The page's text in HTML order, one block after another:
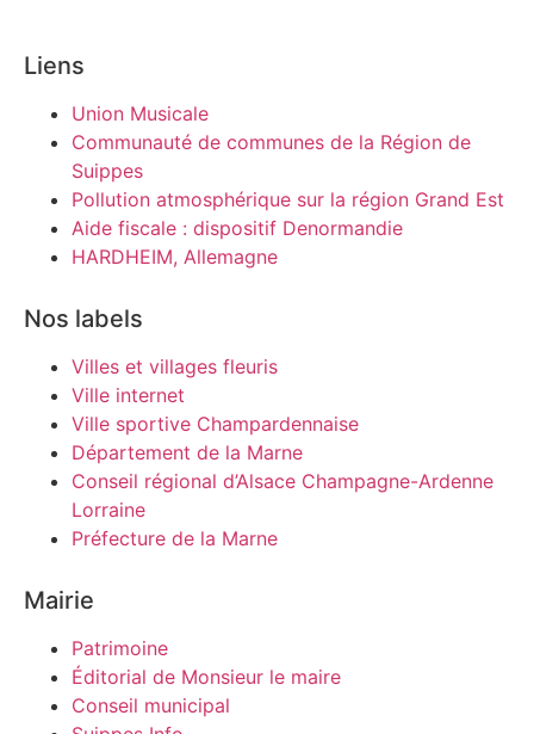
Liens
Union Musicale
Communauté de communes de la Région de
Suippes
Pollution atmosphérique sur la région Grand Est
Aide fiscale : dispositif Denormandie
HARDHEIM, Allemagne
Nos labels
Villes et villages fleuris
Ville internet
Ville sportive Champardennaise
Département de la Marne
Conseil régional d’Alsace Champagne-Ardenne
Lorraine
Préfecture de la Marne
Mairie
Patrimoine
Éditorial de Monsieur le maire
Conseil municipal